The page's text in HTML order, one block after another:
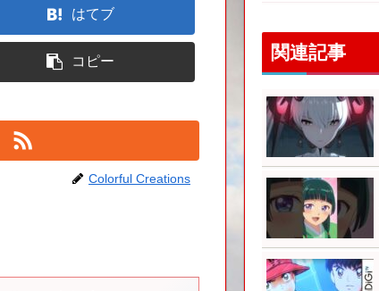
はてブ
コピー
Colorful Creations
関連記事